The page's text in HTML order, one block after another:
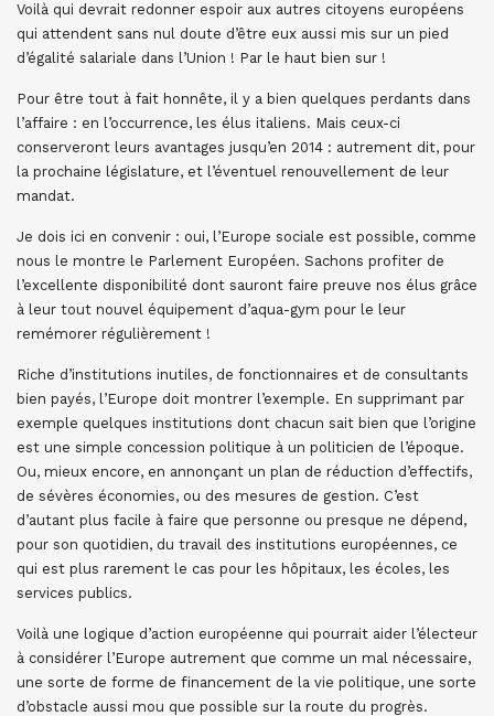
Voilà qui devrait redonner espoir aux autres citoyens européens
qui attendent sans nul doute d’être eux aussi mis sur un pied
d’égalité salariale dans l’Union ! Par le haut bien sur !
Pour être tout à fait honnête, il y a bien quelques perdants dans
l’affaire : en l’occurrence, les élus italiens. Mais ceux-ci
conserveront leurs avantages jusqu’en 2014 : autrement dit, pour
la prochaine législature, et l’éventuel renouvellement de leur
mandat.
Je dois ici en convenir : oui, l’Europe sociale est possible, comme
nous le montre le Parlement Européen. Sachons profiter de
l’excellente disponibilité dont sauront faire preuve nos élus grâce
à leur tout nouvel équipement d’aqua-gym pour le leur
remémorer régulièrement !
Riche d’institutions inutiles, de fonctionnaires et de consultants
bien payés, l’Europe doit montrer l’exemple. En supprimant par
exemple quelques institutions dont chacun sait bien que l’origine
est une simple concession politique à un politicien de l’époque.
Ou, mieux encore, en annonçant un plan de réduction d’effectifs,
de sévères économies, ou des mesures de gestion. C’est
d’autant plus facile à faire que personne ou presque ne dépend,
pour son quotidien, du travail des institutions européennes, ce
qui est plus rarement le cas pour les hôpitaux, les écoles, les
services publics.
Voilà une logique d’action européenne qui pourrait aider l’électeur
à considérer l’Europe autrement que comme un mal nécessaire,
une sorte de forme de financement de la vie politique, une sorte
d’obstacle aussi mou que possible sur la route du progrès.